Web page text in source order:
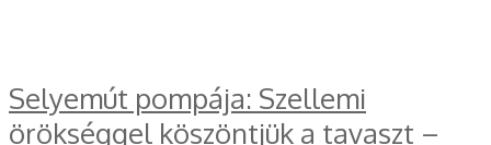
Selyemút pompája: Szellemi
örökséggel köszöntjük a tavaszt –